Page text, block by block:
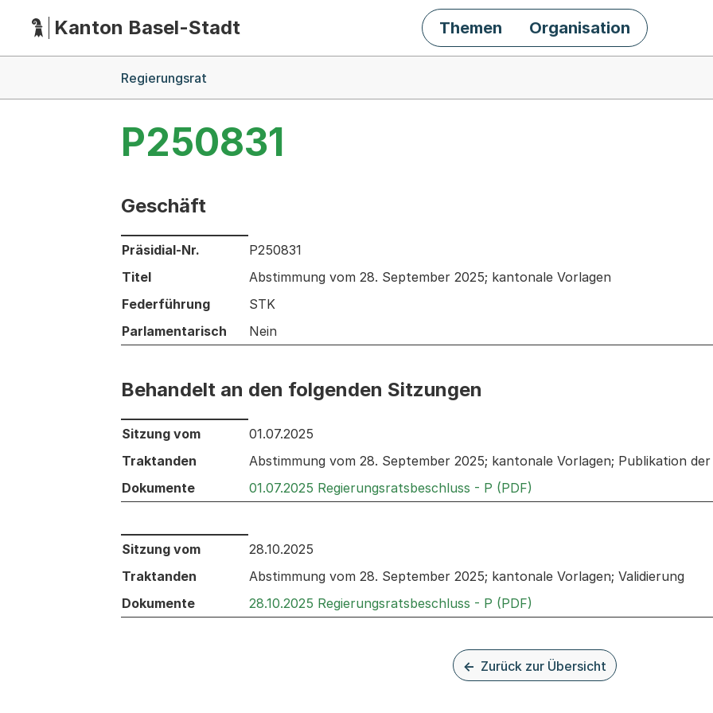
HauptnavigationKanton Basel-Stadt Themen Organisation
Regierungsrat
P250831
Geschäft
Informationen zum Ausgewählten Geschäft
Präsidial-Nr.
P250831
Titel
Abstimmung vom 28. September 2025; kantonale Vorlagen
Federführung
STK
Parlamentarisch
Nein
Behandelt an den folgenden Sitzungen
Behandelt an den folgenden Sitzungen: Informationen zu den Sitzungen zum Geschäft
Sitzung vom
01.07.2025
Traktanden
Abstimmung vom 28. September 2025; kantonale Vorlagen; Publikation
Dokumente
01.07.2025 Regierungsratsbeschluss - P (PDF)
Behandelt an den folgenden Sitzungen: Informationen zu den Sitzungen zum Geschäft
Sitzung vom
28.10.2025
Traktanden
Abstimmung vom 28. September 2025; kantonale Vorlagen; Validierung
Dokumente
28.10.2025 Regierungsratsbeschluss - P (PDF)
Zurück zur Übersicht